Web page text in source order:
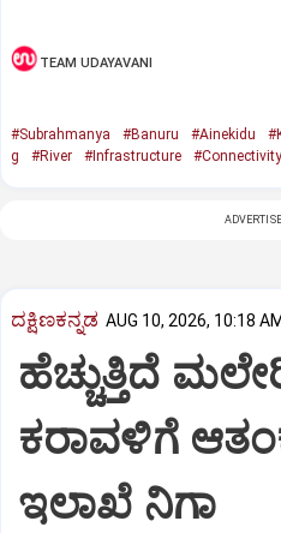
TEAM UDAYAVANI
#Subrahmanya #Banuru #Ainekidu
g
#River #Infrastructure #Connectivity
ದಕ್ಷಿಣಕನ್ನಡ AUG 10, 2026, 10:18
ಹೆಚ್ಚುತ್ತಿದೆ
ಕರಾವಳಿಗೆ
ಇಲಾಖೆ ನಿಗಾ